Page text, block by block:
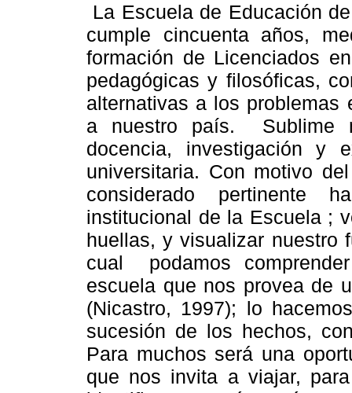
La Escuela de Educación
cumple cincuenta años,
formación de Licenciados
pedagógicas y filosóficas,
alternativas a los problemas
a nuestro país.
Sublime
docencia, investigación y
universitaria. Con motivo
considerado pertinente
institucional de la Escuela;
huellas, y visualizar nuestro
cual
podamos
escuela que nos provea de
(Nicastro, 1997); lo
sucesión de los hechos,
Para muchos será una
que nos invita a viajar,